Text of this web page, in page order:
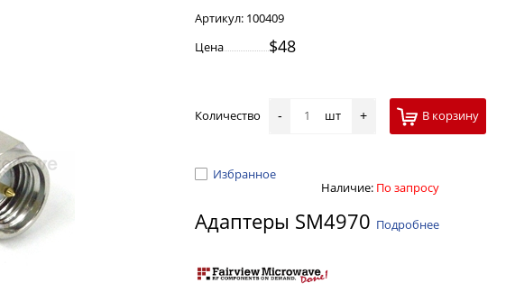
Артикул: 100409
Цена
$48
Количество - шт + В корзину
Избранное
Наличие: По запросу
Адаптеры SM4970 Подробнее